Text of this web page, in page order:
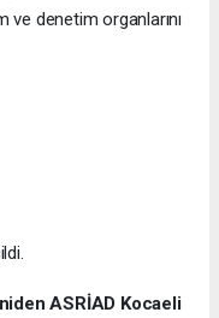
denetim organlarını
ASRİAD Kocaeli